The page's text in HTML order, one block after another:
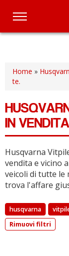
Salta
principale
Home »
te.
IN
Husqvarna
vendita e vicino
veicoli di tutte le
trova l'affare
husqvarna
Rimuovi filtri